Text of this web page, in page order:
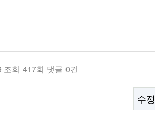
조회 417회 댓글 0건
수정